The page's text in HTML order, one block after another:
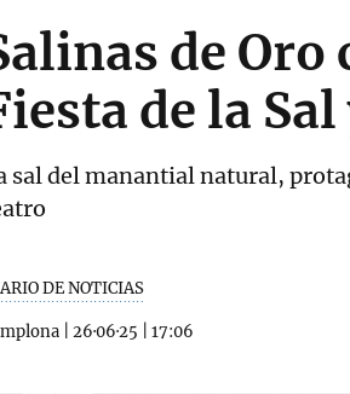
de Oro
de la
sal del manantial natural,
DE NOTICIAS
26·06·25 17:06